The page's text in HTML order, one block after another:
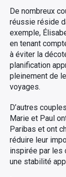
De nombreux
réussie réside
exemple,
en tenant
à éviter la
planification
pleinement de
voyages.
D’autres
Marie et Paul
Paribas et ont
réduire leur
inspirée par les
une stabilité